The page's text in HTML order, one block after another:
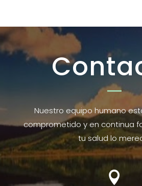
Nuestro equipo humano
comprometido y en continua
tu salud lo
